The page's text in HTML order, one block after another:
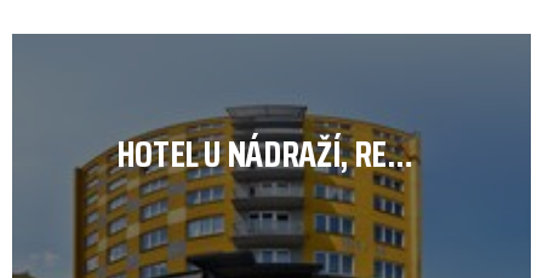
HOTEL U NÁDRAŽÍ, RECEPCE